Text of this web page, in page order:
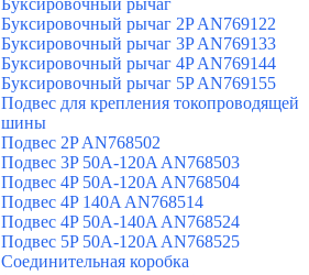
Буксировочный рычаг 2P AN769122
Буксировочный рычаг 3P AN769133
Буксировочный рычаг 4P AN769144
Буксировочный рычаг 5P AN769155
Подвес для крепления токопроводящей
шины
Подвес 2P AN768502
Подвес 3P 50A-120A AN768503
Подвес 4P 50A-120A AN768504
Подвес 4P 140A AN768514
Подвес 4P 50A-140A AN768524
Подвес 5P 50A-120A AN768525
Соединительная коробка